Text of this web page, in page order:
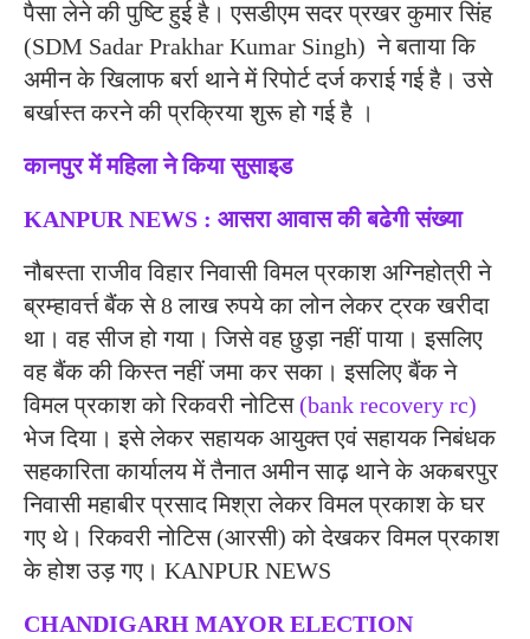
पैसा लेने की पुष्टि हुई है। एसडीएम सदर प्रखर कुमार सिंह
(SDM Sadar Prakhar Kumar Singh) ने बताया कि
अमीन के खिलाफ बर्रा थाने में रिपोर्ट दर्ज कराई गई है। उसे
बर्खास्त करने की प्रक्रिया शुरू हो गई है ।
कानपुर में महिला ने किया सुसाइड
KANPUR NEWS : आसरा आवास की बढेगी संख्या
नौबस्ता राजीव विहार निवासी विमल प्रकाश अग्निहोत्री ने
ब्रम्हावर्त्त बैंक से 8 लाख रुपये का लोन लेकर ट्रक खरीदा
था। वह सीज हो गया। जिसे वह छुड़ा नहीं पाया। इसलिए
वह बैंक की किस्त नहीं जमा कर सका। इसलिए बैंक ने
विमल प्रकाश को रिकवरी नोटिस (bank recovery rc)
भेज दिया। इसे लेकर सहायक आयुक्त एवं सहायक निबंधक
सहकारिता कार्यालय में तैनात अमीन साढ़ थाने के अकबरपुर
निवासी महाबीर प्रसाद मिश्रा लेकर विमल प्रकाश के घर
गए थे। रिकवरी नोटिस (आरसी) को देखकर विमल प्रकाश
के होश उड़ गए। KANPUR NEWS
CHANDIGARH MAYOR ELECTION